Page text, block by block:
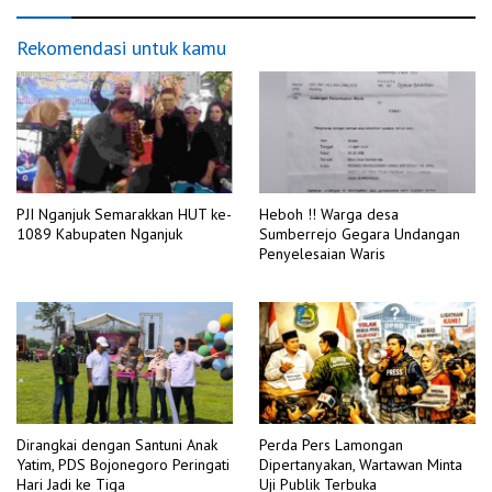
Rekomendasi untuk kamu
PJI Nganjuk Semarakkan HUT ke-
1089 Kabupaten Nganjuk
Heboh !! Warga desa
Sumberrejo Gegara Undangan
Penyelesaian Waris
Dirangkai dengan Santuni Anak
Yatim, PDS Bojonegoro Peringati
Hari Jadi ke Tiga
Perda Pers Lamongan
Dipertanyakan, Wartawan Minta
Uji Publik Terbuka